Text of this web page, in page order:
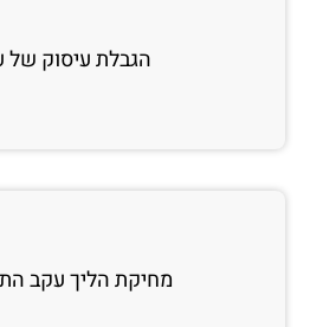
הגבלת עיסוק של
מחיקת הליך עקב